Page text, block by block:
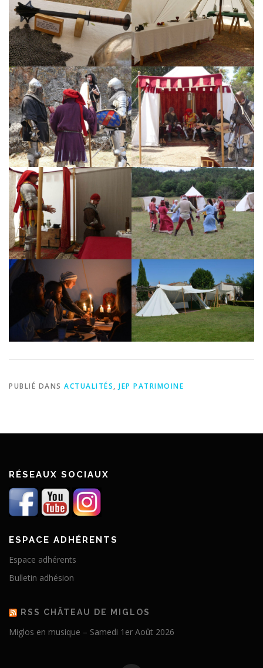
PUBLIÉ DANS ACTUALITÉS, JEP PATRIMOINE
RÉSEAUX SOCIAUX
ESPACE ADHÉRENTS
Espace adhérents
Bulletin adhésion
RSS CHÂTEAU DE MIGLOS
Miglos en musique – Samedi 1er Août 2026